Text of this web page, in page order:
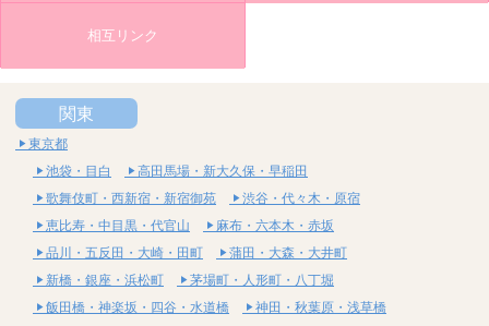
相互リンク
関東
東京都
池袋・目白
高田馬場・新大久保・早稲田
歌舞伎町・西新宿・新宿御苑
渋谷・代々木・原宿
恵比寿・中目黒・代官山
麻布・六本木・赤坂
品川・五反田・大崎・田町
蒲田・大森・大井町
新橋・銀座・浜松町
茅場町・人形町・八丁堀
飯田橋・神楽坂・四谷・水道橋
神田・秋葉原・浅草橋